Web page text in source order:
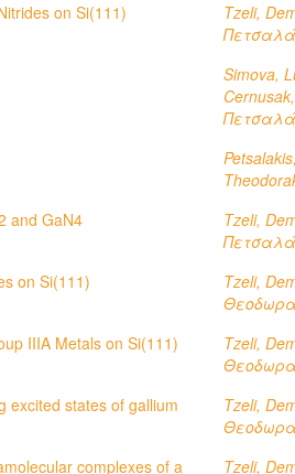
on Si(111) Tzeli,
Simova,
and GaN4 Tzeli,
on Si(111) Tzeli,
IIIA Metals on Si(111) Tzeli,
excited states of gallium
Tzeli,
complexes of a
Tzeli,